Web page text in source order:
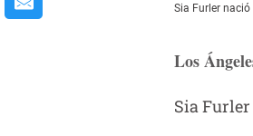
Sia Furler
Los
Sia Furler